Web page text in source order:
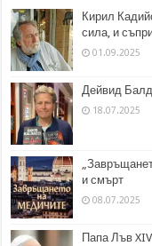
Кирил
сила, и
01.09.2025
Дейвид
18.07.2025
и смърт
08.07.2025
Папа Лъв